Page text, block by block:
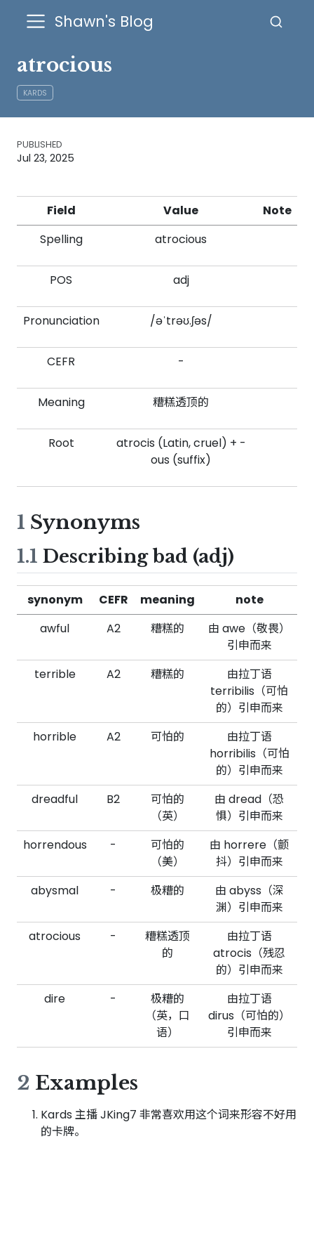
Shawn's Blog
atrocious
KARDS
PUBLISHED
Jul 23, 2025
Field Value
Note
Spelling
atrocious
POS adj
Pronunciation /əˈtrəʊ.ʃəs/
CEFR -
Meaning 糟糕透顶的
Root
atrocis (Latin, cruel) + -
ous (suffix)
1 Synonyms
1.1 Describing bad (adj)
synonym CEFR meaning
note
awful
A2 糟糕的
由 awe（敬畏）
引申而来
terrible
A2 糟糕的
由拉丁语
terribilis（可怕
的）引申而来
horrible
A2 可怕的
由拉丁语
horribilis（可怕
的）引申而来
dreadful
B2
可怕的
（英）
由 dread（恐
惧）引申而来
horrendous
-
可怕的
（美）
由 horrere（颤
抖）引申而来
abysmal
- 极糟的
由 abyss（深
渊）引申而来
atrocious
-
糟糕透顶
的
由拉丁语
atrocis（残忍
的）引申而来
dire
-
极糟的
（英，口
语）
由拉丁语
dirus（可怕的）
引申而来
2 Examples
Kards 主播 JKing7 非常喜欢用这个词来形容不好用
的卡牌。